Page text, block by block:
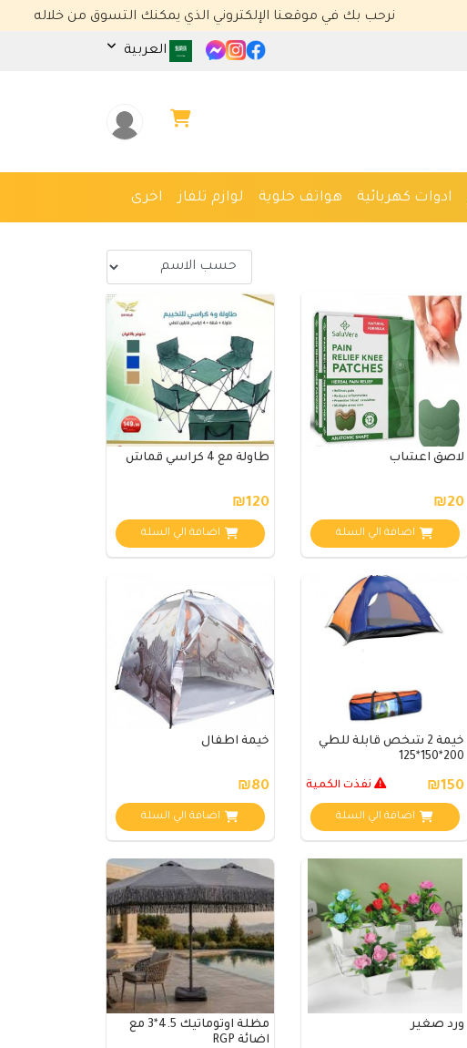
نرحب بك في موقعنا الإلكتروني الذي يمكنك التسوق من خلاله
العربية
ادوات كهربائية هواتف خلوية لوازم تلفاز اخرى
لاصق اعشاب
₪20
اضافة الي السلة
طاولة مع 4 كراسي قماش
₪120
اضافة الي السلة
خيمة 2 شخص قابلة للطي
200*150*125
₪150 نفذت الكمية
اضافة الي السلة
خيمة اطفال
₪80
اضافة الي السلة
ورد صغير
مظلة اوتوماتيك 4.5*3 مع
اضائة RGP